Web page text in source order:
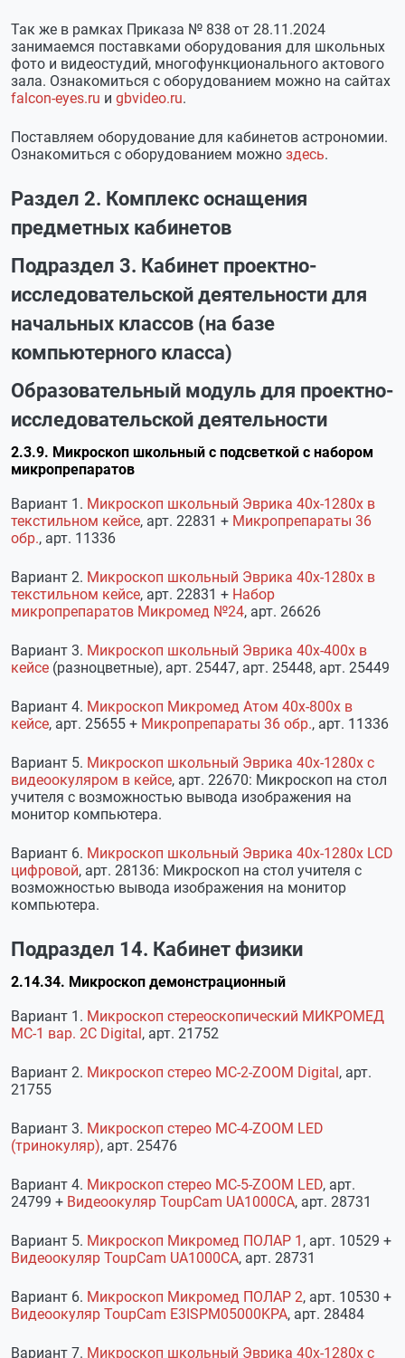
Так же в рамках Приказа № 838 от 28.11.2024
занимаемся поставками оборудования для школьных
фото и видеостудий, многофункционального актового
зала. Ознакомиться с оборудованием можно на сайтах
falcon-eyes.ru и gbvideo.ru.
Поставляем оборудование для кабинетов астрономии.
Ознакомиться с оборудованием можно здесь.
Раздел 2. Комплекс оснащения
предметных кабинетов
Подраздел 3. Кабинет проектно-
исследовательской деятельности для
начальных классов (на базе
компьютерного класса)
Образовательный модуль для проектно-
исследовательской деятельности
2.3.9. Микроскоп школьный с подсветкой с набором
микропрепаратов
Вариант 1. Микроскоп школьный Эврика 40х-1280х в
текстильном кейсе, арт. 22831 + Микропрепараты 36
обр., арт. 11336
Вариант 2. Микроскоп школьный Эврика 40х-1280х в
текстильном кейсе, арт. 22831 + Набор
микропрепаратов Микромед №24, арт. 26626
Вариант 3. Микроскоп школьный Эврика 40х-400х в
кейсе (разноцветные), арт. 25447, арт. 25448, арт. 25449
Вариант 4. Микроскоп Микромед Атом 40x-800x в
кейсе, арт. 25655 + Микропрепараты 36 обр., арт. 11336
Вариант 5. Микроскоп школьный Эврика 40х-1280х с
видеоокуляром в кейсе, арт. 22670: Микроскоп на стол
учителя с возможностью вывода изображения на
монитор компьютера.
Вариант 6. Микроскоп школьный Эврика 40х-1280х LCD
цифровой, арт. 28136: Микроскоп на стол учителя с
возможностью вывода изображения на монитор
компьютера.
Подраздел 14. Кабинет физики
2.14.34. Микроскоп демонстрационный
Вариант 1. Микроскоп стереоскопический МИКРОМЕД
МС-1 вар. 2С Digital, арт. 21752
Вариант 2. Микроскоп стерео МС-2-ZOOM Digital, арт.
21755
Вариант 3. Микроскоп стерео МС-4-ZOOM LED
(тринокуляр), арт. 25476
Вариант 4. Микроскоп стерео МС-5-ZOOM LED, арт.
24799 + Видеоокуляр ToupCam UA1000CA, арт. 28731
Вариант 5. Микроскоп Микромед ПОЛАР 1 , арт. 10529 +
Видеоокуляр ToupCam UA1000CA, арт. 28731
Вариант 6. Микроскоп Микромед ПОЛАР 2, арт. 10530 +
Видеоокуляр ToupCam E3ISPM05000KPA, арт. 28484
Вариант 7. Микроскоп школьный Эврика 40х-1280х с